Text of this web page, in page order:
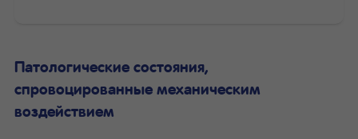
Патологические состояния,
спровоцированные механическим
воздействием